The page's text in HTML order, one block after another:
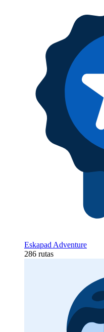
Eskapad Adventure
286 rutas